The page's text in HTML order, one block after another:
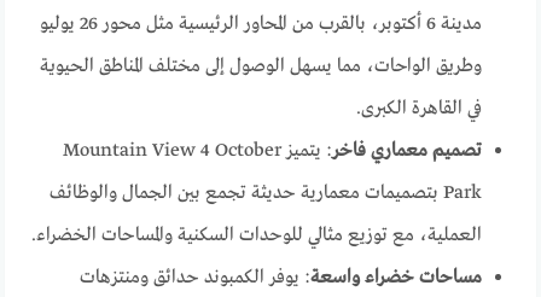
مدينة 6 أكتوبر، بالقرب من المحاور الرئيسية مثل محور 26 يوليو
وطريق الواحات، مما يسهل الوصول إلى مختلف المناطق الحيوية
في القاهرة الكبرى.
تصميم معماري فاخر
: يتميز Mountain View 4 October
Park بتصميمات معمارية حديثة تجمع بين الجمال والوظائف
العملية، مع توزيع مثالي للوحدات السكنية والمساحات الخضراء.
مساحات خضراء واسعة: يوفر الكمبوند حدائق ومنتزهات